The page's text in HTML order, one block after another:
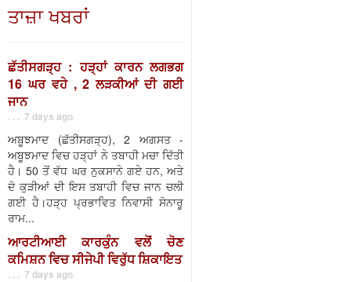
ਤਾਜ਼ਾ ਖਬਰਾਂ
ਛੱਤੀਸਗੜ੍ਹ : ਹੜ੍ਹਾਂ ਕਾਰਨ ਲਗਭਗ
16 ਘਰ ਵਹੇ , 2 ਲੜਕੀਆਂ ਦੀ ਗਈ
ਜਾਨ
. . . 7 days ago
ਅਬੂਝਮਾਦ (ਛੱਤੀਸਗੜ੍ਹ), 2 ਅਗਸਤ -
ਅਬੂਝਮਾਦ ਵਿਚ ਹੜ੍ਹਾਂ ਨੇ ਤਬਾਹੀ ਮਚਾ ਦਿੱਤੀ
ਹੈ। 50 ਤੋਂ ਵੱਧ ਘਰ ਨੁਕਸਾਨੇ ਗਏ ਹਨ, ਅਤੇ
ਦੋ ਕੁੜੀਆਂ ਦੀ ਇਸ ਤਬਾਹੀ ਵਿਚ ਜਾਨ ਚਲੀ
ਗਈ ਹੈ।ਹੜ੍ਹ ਪ੍ਰਭਾਵਿਤ ਨਿਵਾਸੀ ਸੋਨਾਰੂ
ਰਾਮ...
ਆਰਟੀਆਈ ਕਾਰਕੁੰਨ ਵਲੋਂ ਚੋਣ
ਕਮਿਸ਼ਨ ਵਿਚ ਸੀਜੇਪੀ ਵਿਰੁੱਧ ਸ਼ਿਕਾਇਤ
. . . 7 days ago